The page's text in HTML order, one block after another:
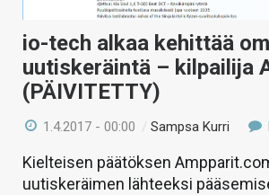
HAKU
io-tech alkaa kehittää
uutiskeräintä – kilpailija
(PÄIVITETTY)
1.4.2017 - 00:00 /Sampsa Kurri
Kielteisen päätöksen
uutiskeräimen lähteeksi